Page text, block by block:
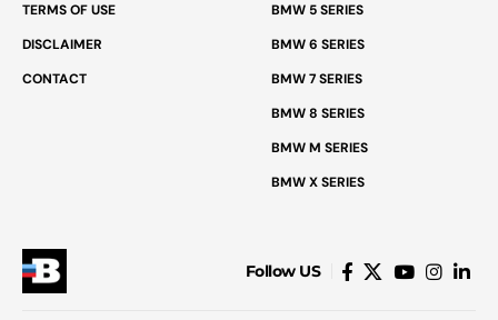
TERMS OF USE
DISCLAIMER
CONTACT
BMW 5 SERIES
BMW 6 SERIES
BMW 7 SERIES
BMW 8 SERIES
BMW M SERIES
BMW X SERIES
Follow US